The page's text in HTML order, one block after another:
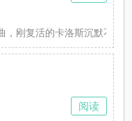
，刚复活的卡洛斯沉默不
阅读